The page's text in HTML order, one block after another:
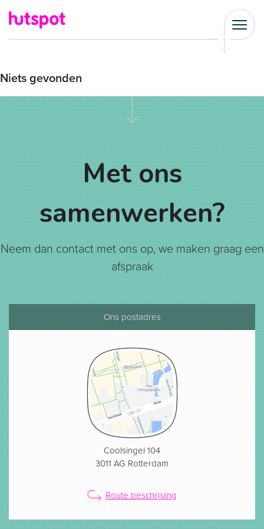
Niets gevonden
Met ons
samenwerken?
Neem dan contact met ons op, we maken graag een
afspraak
Ons postadres
Coolsingel 104
3011 AG Rotterdam
Route beschrijving